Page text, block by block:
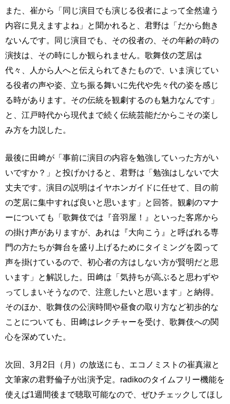
また、崔から「同じ演目でも演じる役者によって全然違う
内容に見えますよね」と聞かれると、君野は「だから飽き
ないんです。同じ演目でも、その役者の、その年齢の時の
演技は、その時にしか観られません。歌舞伎の芝居は
代々、人から人へと伝えられてきたもので、いま演じてい
る役者の声や姿、立ち振る舞いに先代や先々代の姿を感じ
る時があります。その伝統を観劇するのも魅力なんです」
と、江戸時代から現代まで続く伝統芸能だからこその楽し
み方を力説した。
最後に田﨑が「事前に演目の内容を勉強していった方がい
いですか？」と投げかけると、君野は「勉強はしないで大
丈夫です。演目の説明はイヤホンガイドに任せて、目の前
の芝居に集中すれば良いと思います」と回答。観劇のマナ
ーについても「歌舞伎では『音羽屋！』といった客席から
の掛け声がありますが、あれは『大向こう』と呼ばれる専
門の方たちが舞台を盛り上げるためにタイミングを図って
声を掛けているので、初心者の方はしない方が賢明だと思
います」と解説した。田﨑は「気持ちが高ぶると思わずや
ってしまいそうなので、注意したいと思います」と納得。
そのほか、歌舞伎の公演時間や昼食の取り方など初歩的な
ことについても、田﨑はレクチャーを受け、歌舞伎への関
心を深めていた。
次回、3月2日（月）の放送にも、エコノミストの崔真淑と
文筆家の君野倫子が出演予定。radikoのタイムフリー機能を
使えば1週間後まで聴取可能なので、ぜひチェックしてほし